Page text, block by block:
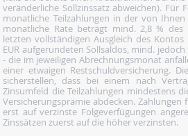
veränderliche Sollzinssatz abweichen). Für
monatliche Teilzahlungen in der von
monatliche Rate beträgt mind. 2,8 % des
letzten vollständigen Ausgleich des
EUR aufgerundeten Sollsaldos, mind.
- die im jeweiligen Abrechnungsmonat
einer etwaigen Restschuldversicherung.
sicherstellen, dass bei einem nach
Zinsumfeld die Teilzahlungen mindestens
Versicherungsprämie abdecken.
erst auf verzinste Folgeverfügungen
Zinssätzen zuerst auf die höher verzinsten.